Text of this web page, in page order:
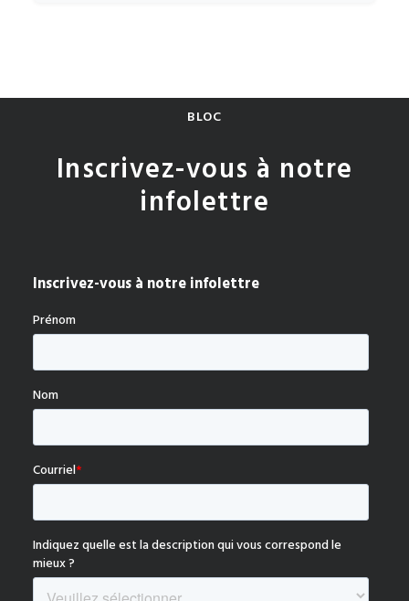
BLOC
Inscrivez-vous à notre
infolettre